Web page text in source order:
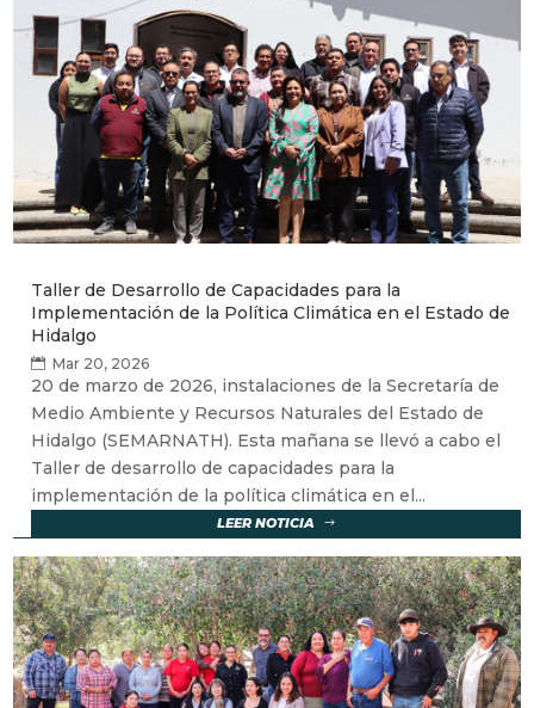
Taller de Desarrollo de Capacidades para la
Implementación de la Política Climática en el Estado de
Hidalgo
Mar 20, 2026
20 de marzo de 2026, instalaciones de la Secretaría de
Medio Ambiente y Recursos Naturales del Estado de
Hidalgo (SEMARNATH). Esta mañana se llevó a cabo el
Taller de desarrollo de capacidades para la
implementación de la política climática en el...
LEER NOTICIA